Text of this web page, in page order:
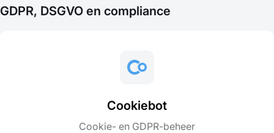
GDPR, DSGVO en compliance
Cookiebot
Cookie- en GDPR-beheer